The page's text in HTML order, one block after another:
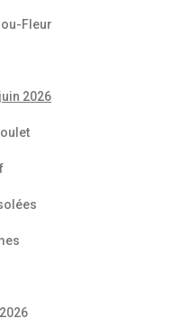
Fleur
2026